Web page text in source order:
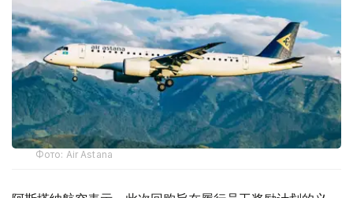
Фото: Air Astana